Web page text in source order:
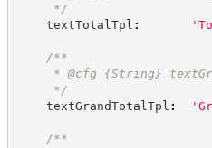
*/
textTotalTpl : '
/**
* @cfg {String}
*/
textGrandTotalTpl : '
/**